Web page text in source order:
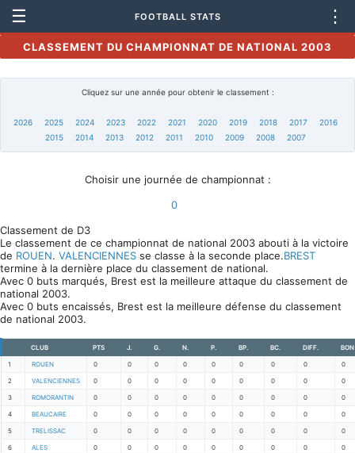
☰ FOOTBALL STATS ⋮
CLASSEMENT DU CHAMPIONNAT DE NATIONAL 2003
Cliquez sur une année pour obtenir le classement :
2026 2025 2024 2023 2022 2021 2020 2019 2018 2017
2016
2015
2014 2013 2012 2011 2010 2009 2008 2007
Choisir une journée de championnat :
0
Classement de D3
Le classement de ce championnat de national 2003 abouti à la victoire
de ROUEN. VALENCIENNES se classe à la seconde place.BREST
termine à la dernière place du classement de national.
Avec 0 buts marqués, Brest est la meilleure attaque du classement de
national 2003.
Avec 0 buts encaissés, Brest est la meilleure défense du classement
de national 2003.
CLUB PTS J. G. N. P. BP. BC. DIFF. BON
1 ROUEN 0 0 0 0 0 0 0 0 0
2 VALENCIENNES 0 0 0 0 0 0 0 0 0
3 ROMORANTIN 0 0 0 0 0 0 0 0 0
4 BEAUCAIRE 0 0 0 0 0 0 0 0 0
5 TRELISSAC 0 0 0 0 0 0 0 0 0
6 ALES 0 0 0 0 0 0 0 0 0